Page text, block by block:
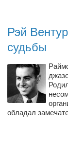
Рэй
судьбы
обладал